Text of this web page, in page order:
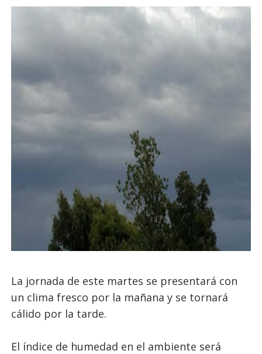
La jornada de este martes se presentará con
un clima fresco por la mañana y se tornará
cálido por la tarde.
El índice de humedad en el ambiente será